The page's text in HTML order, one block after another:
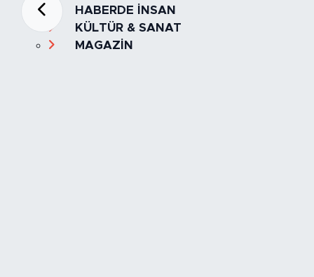
HABERDE İNSAN
KÜLTÜR & SANAT
MAGAZİN